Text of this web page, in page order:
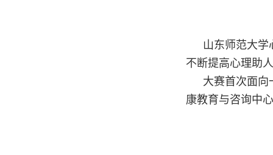
山东师范大
不断提高心理助
大赛首次面向
康教育与咨询中